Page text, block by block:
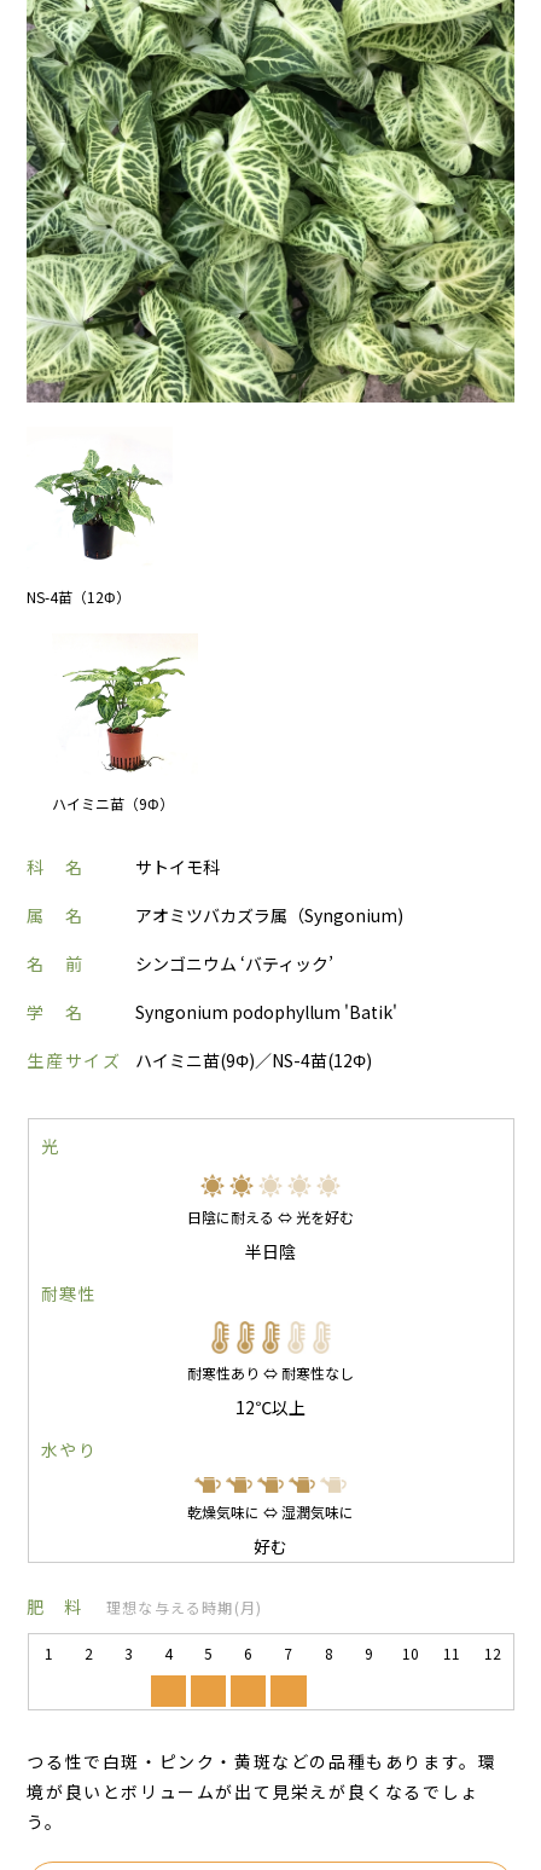
NS-4苗（12Φ）
ハイミニ苗（9Φ）
科 名
サトイモ科
属 名
アオミツバカズラ属（Syngonium)
名 前
シンゴニウム ‘バティック’
学 名
Syngonium podophyllum 'Batik'
生産サイズ
ハイミニ苗(9Φ)／NS-4苗(12Φ)
光
日陰に耐える ⇔ 光を好む
半日陰
耐寒性
耐寒性あり ⇔ 耐寒性なし
12℃以上
水やり
乾燥気味に ⇔ 湿潤気味に
好む
肥 料 理想な与える時期(月)
1 2 3 4 5 6 7 8 9 10 11 12
つる性で白斑・ピンク・黄斑などの品種もあります。環
境が良いとボリュームが出て見栄えが良くなるでしょ
う。